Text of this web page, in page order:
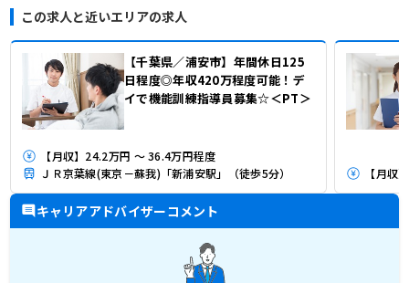
この求人と近いエリアの求人
【千葉県／浦安市】年間休日125
日程度◎年収420万程度可能！デ
イで機能訓練指導員募集☆＜PT＞
【月収】24.2万円 ～ 36.4万円程度
ＪＲ京葉線(東京－蘇我)「新浦安駅」（徒歩5分）
【月収
キャリアアドバイザーコメント